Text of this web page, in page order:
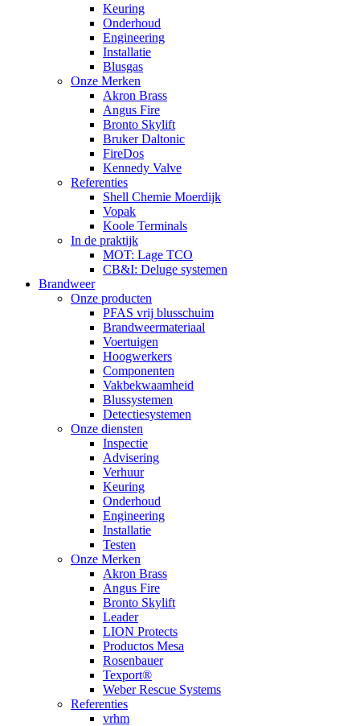
Keuring
Onderhoud
Engineering
Installatie
Blusgas
Onze Merken
Akron Brass
Angus Fire
Bronto Skylift
Bruker Daltonic
FireDos
Kennedy Valve
Referenties
Shell Chemie Moerdijk
Vopak
Koole Terminals
In de praktijk
MOT: Lage TCO
CB&I: Deluge systemen
Brandweer
Onze producten
PFAS vrij blusschuim
Brandweermateriaal
Voertuigen
Hoogwerkers
Componenten
Vakbekwaamheid
Blussystemen
Detectiesystemen
Onze diensten
Inspectie
Advisering
Verhuur
Keuring
Onderhoud
Engineering
Installatie
Testen
Onze Merken
Akron Brass
Angus Fire
Bronto Skylift
Leader
LION Protects
Productos Mesa
Rosenbauer
Texport®
Weber Rescue Systems
Referenties
vrhm